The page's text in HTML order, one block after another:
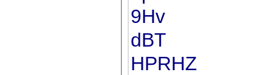
9Hv
dBT
HPRHZ